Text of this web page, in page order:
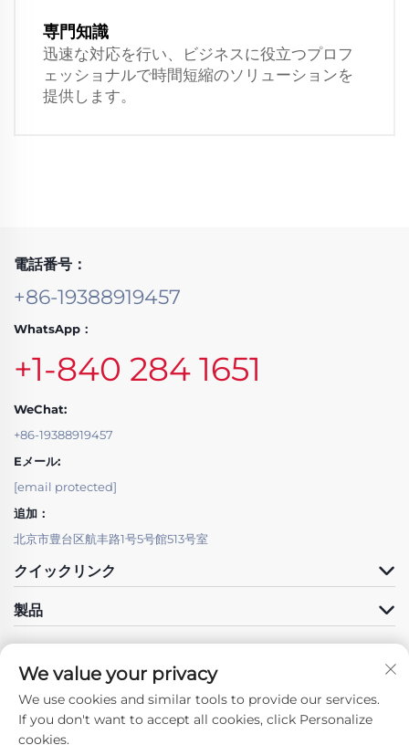
専門知識
迅速な対応を行い、ビジネスに役立つプロフ
ェッショナルで時間短縮のソリューションを
提供します。
電話番号：
+86-19388919457
WhatsApp：
+1-840 284 1651
WeChat:
+86-19388919457
Eメール:
[email protected]
追加：
北京市豊台区航丰路1号5号館513号室
クイックリンク
製品
私たちに従ってください
We value your privacy
We use cookies and similar tools to provide our services.
If you don't want to accept all cookies, click Personalize
cookies.